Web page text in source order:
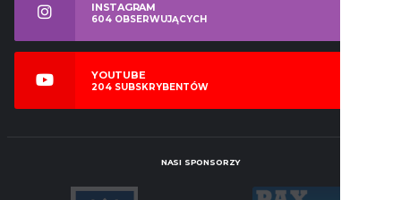
INSTAGRAM
604 OBSERWUJĄCYCH
YOUTUBE
204 SUBSKRYBENTÓW
NASI SPONSORZY